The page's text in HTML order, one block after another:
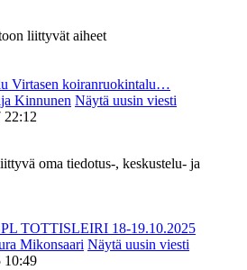
liittyvät aiheet
Virtasen koiranruokintalu…
Kinnunen Näytä uusin viesti
22:12
oma tiedotus-, keskustelu- ja
TOTTISLEIRI 18-19.10.2025
Mikonsaari Näytä uusin viesti
10:49